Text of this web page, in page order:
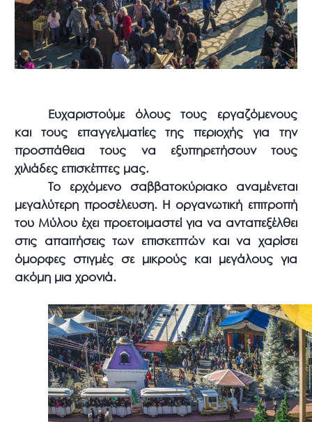
Ευχαριστούμε όλους τους εργαζόμενους
και τους επαγγελματίες της περιοχής για την
προσπάθεια τους να εξυπηρετήσουν τους
χιλιάδες επισκέπτες μας.
Το ερχόμενο σαββατοκύριακο αναμένεται
μεγαλύτερη προσέλευση. Η οργανωτική επιτροπή
του Μύλου έχει προετοιμαστεί για να ανταπεξέλθει
στις απαιτήσεις των επισκεπτών και να χαρίσει
όμορφες στιγμές σε μικρούς και μεγάλους για
ακόμη μια χρονιά.